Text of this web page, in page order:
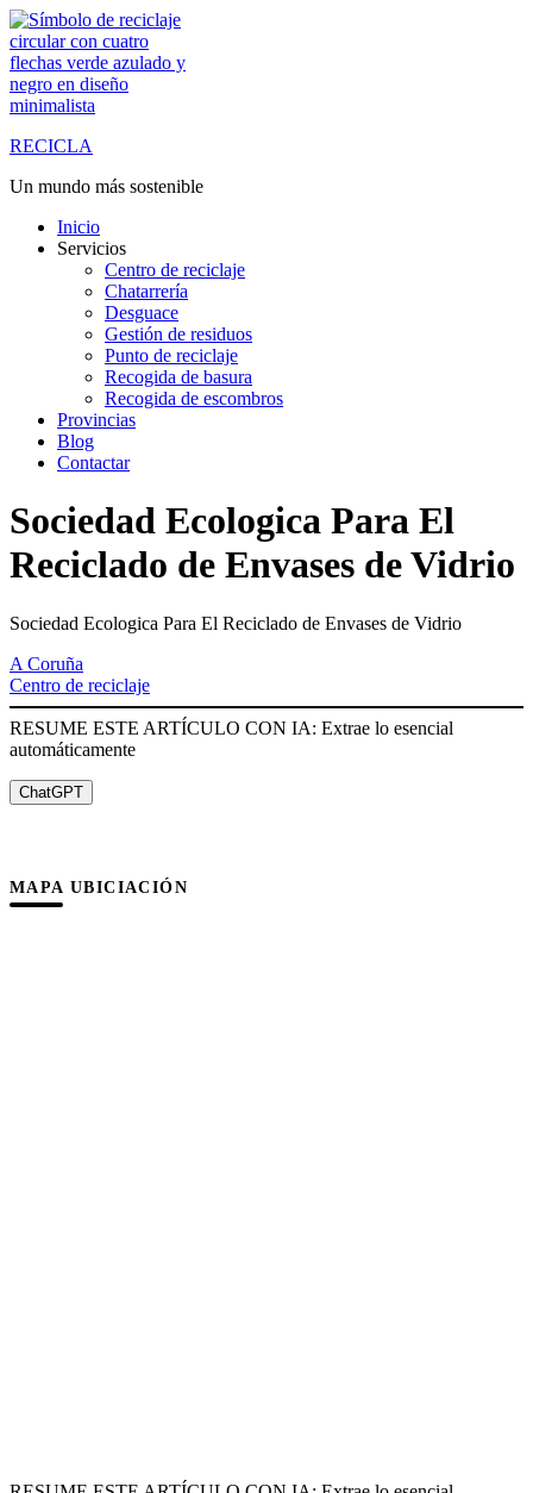
Saltar
al
contenido
RECICLA
Un mundo más sostenible
Inicio
Servicios
Centro de reciclaje
Chatarrería
Desguace
Gestión de residuos
Punto de reciclaje
Recogida de basura
Recogida de escombros
Provincias
Blog
Contactar
Sociedad Ecologica Para El
Reciclado de Envases de Vidrio
Sociedad Ecologica Para El Reciclado de Envases de Vidrio
A Coruña
Centro de reciclaje
RESUME ESTE ARTÍCULO CON IA: Extrae lo esencial
automáticamente
ChatGPT
MAPA UBICIACIÓN